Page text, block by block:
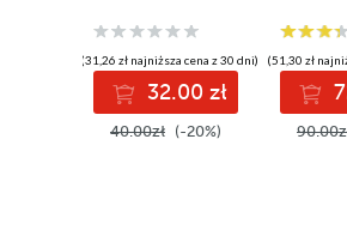
(31,26 zł najniższa cena z 30 dni)
32.00 zł
40.00zł (-20%)
(51,30 zł